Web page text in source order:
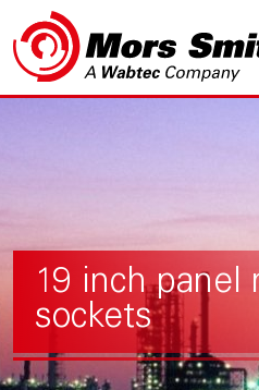
19 inch panel
sockets